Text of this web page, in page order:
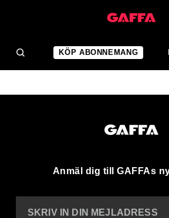
KÖP ABONNEMANG
Anmäl dig till GAFFAs
SKRIV IN DIN MEJLADRESS